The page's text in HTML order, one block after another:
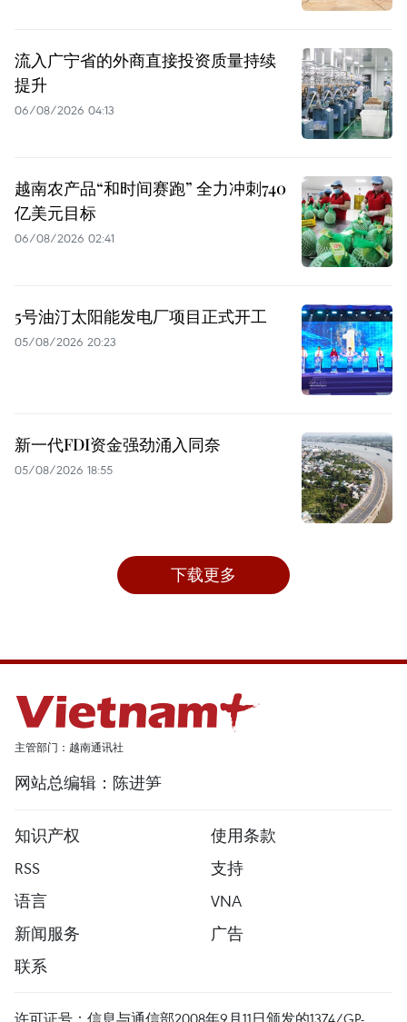
流入广宁省的外商直接投资质量持续
提升
06/08/2026 04:13
越南农产品“和时间赛跑” 全力冲刺740
亿美元目标
06/08/2026 02:41
5号油汀太阳能发电厂项目正式开工
05/08/2026 20:23
新一代FDI资金强劲涌入同奈
05/08/2026 18:55
下载更多
主管部门：越南通讯社
网站总编辑：陈进笋
知识产权
使用条款
RSS
支持
语言
VNA
新闻服务
广告
联系